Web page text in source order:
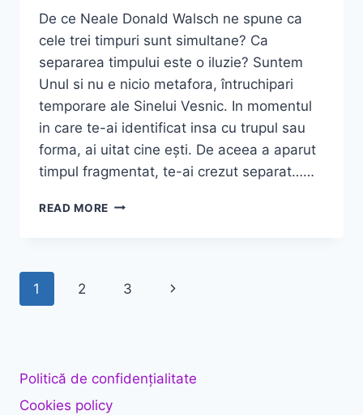
De ce Neale Donald Walsch ne spune ca
cele trei timpuri sunt simultane? Ca
separarea timpului este o iluzie? Suntem
Unul si nu e nicio metafora, întruchipari
temporare ale Sinelui Vesnic. In momentul
in care te-ai identificat insa cu trupul sau
forma, ai uitat cine ești. De aceea a aparut
timpul fragmentat, te-ai crezut separat……
READ MORE IN
Page
1 2 3
Next
Politică de confidențialitate
Cookies policy